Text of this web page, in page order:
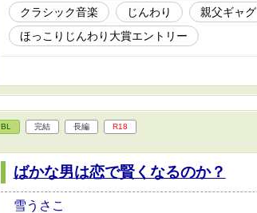
クラシック音楽
じんわり 親父ギャグ
ほっこりじんわり大賞エントリー
BL 完結 長編 R18
ばかな男は恋で賢くなるのか？
雪うさこ